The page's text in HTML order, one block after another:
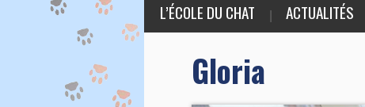
L’ÉCOLE DU CHAT ACTUALITÉS
Gloria